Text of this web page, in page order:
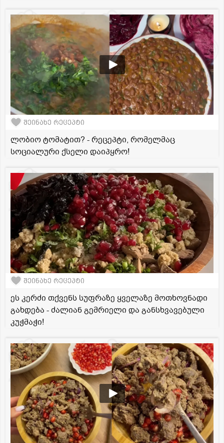
შეინახე რეცეპტი
ლობიო ტომატით? - რეცეპტი, რომელმაც
სოციალური ქსელი დაიპყრო!
შეინახე რეცეპტი
ეს კერძი თქვენს სუფრაზე ყველაზე მოთხოვნადი
გახდება - ძალიან გემრიელი და განსხვავებული
კუჭმაჭი!